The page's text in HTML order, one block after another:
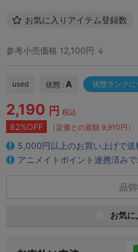
お気に入りアイテム登録数
参考小売価格 12,100円 ↓
used 状態 : A 状態ランクに
2,190 円 税込
82%OFF （定価との差額 9,910円）
5,000円以上のお買い上げで送
アニメイトポイント連携済みで
品
お気に